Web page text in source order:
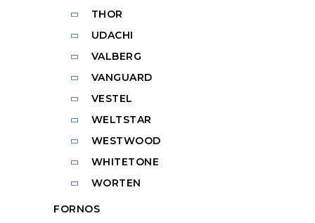
THOR
UDACHI
VALBERG
VANGUARD
VESTEL
WELTSTAR
WESTWOOD
WHITETONE
WORTEN
FORNOS